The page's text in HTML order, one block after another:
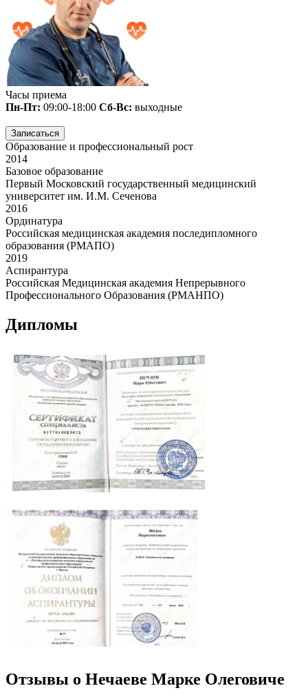
Часы приема
Пн-Пт: 09:00-18:00 Сб-Вс: выходные
Записаться
Образование и профессиональный рост
2014
Базовое образование
Первый Московский государственный медицинский
университет им. И.М. Сеченова
2016
Ординатура
Российская медицинская академия последипломного
образования (РМАПО)
2019
Аспирантура
Российская Медицинская академия Непрерывного
Профессионального Образования (РМАНПО)
Дипломы
Отзывы о Нечаеве Марке Олеговиче